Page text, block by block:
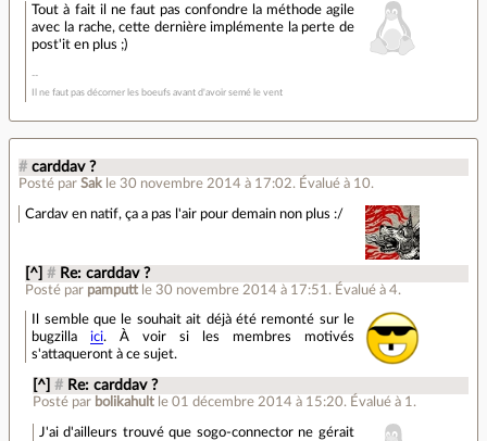
Tout à fait il ne faut pas confondre la méthode agile
avec la rache, cette dernière implémente la perte de
post'it en plus ;)
Il ne faut pas décorner les boeufs avant d'avoir semé le vent
# carddav ?
Posté par Sak le 30 novembre 2014 à 17:02. Évalué à 10.
Cardav en natif, ça a pas l'air pour demain non plus :/
[^] # Re: carddav ?
Posté par pamputt le 30 novembre 2014 à 17:51 . Évalué à4.
Il semble que le souhait ait déjà été remonté sur le
bugzilla ici. À voir si les membres motivés
s'attaqueront à ce sujet.
[^] # Re: carddav ?
Posté par bolikahult le 01 décembre 2014 à 15:20. Évalué à 1 .
J'ai d'ailleurs trouvé que sogo-connector ne gérait